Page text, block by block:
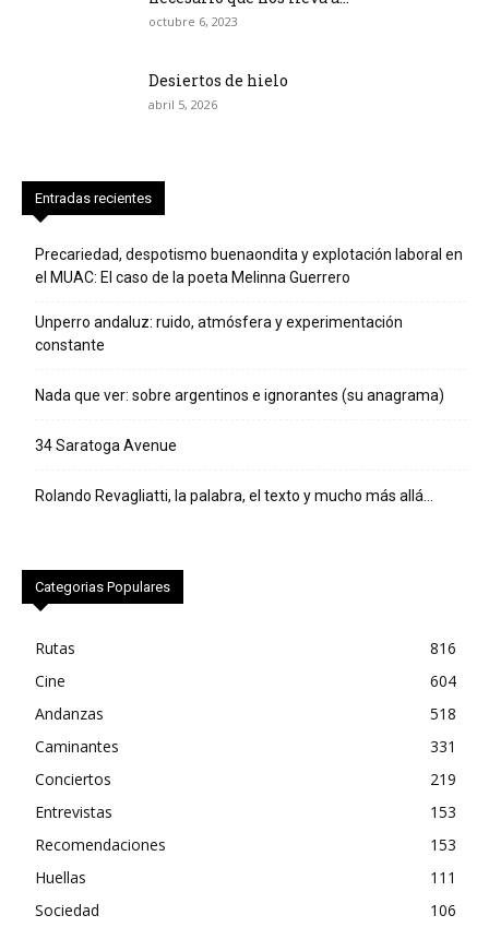
octubre 6, 2023
Desiertos de hielo
abril 5, 2026
Entradas recientes
Precariedad, despotismo buenaondita y explotación laboral en
el MUAC: El caso de la poeta Melinna Guerrero
Unperro andaluz: ruido, atmósfera y experimentación
constante
Nada que ver: sobre argentinos e ignorantes (su anagrama)
34 Saratoga Avenue
Rolando Revagliatti, la palabra, el texto y mucho más allá…
Categorias Populares
Rutas
816
Cine
604
Andanzas
518
Caminantes
331
Conciertos
219
Entrevistas
153
Recomendaciones
153
Huellas
111
Sociedad
106